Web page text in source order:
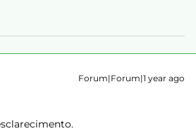
Forum|Forum|1 year ago